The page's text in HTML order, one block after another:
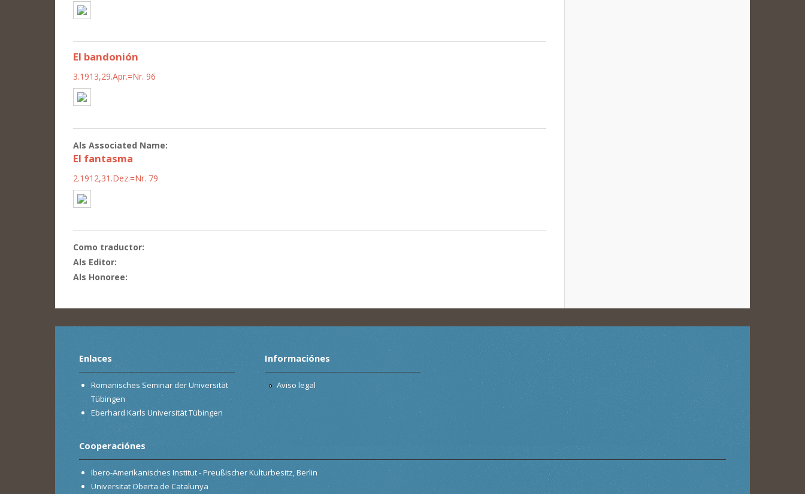
El bandonión
3.1913,29.Apr.=Nr. 96
Als Associated Name:
El fantasma
2.1912,31.Dez.=Nr. 79
Como traductor:
Als Editor:
Als Honoree:
Enlaces
Romanisches Seminar der Universität
Tübingen
Eberhard Karls Universität Tübingen
Informaciónes
Aviso legal
Cooperaciónes
Ibero-Amerikanisches Institut - Preußischer Kulturbesitz, Berlin
Universitat Oberta de Catalunya